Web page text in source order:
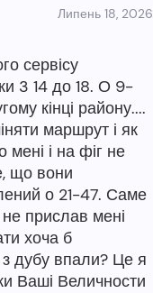
Липень 18, 2026
сервісу
3 14 до 18. О 9-
кінці району....
маршрут і як
і на фіг не
що вони
о 21-47. Саме
прислав мені
хоча б
дубу впали? Це я
Ваші Величности